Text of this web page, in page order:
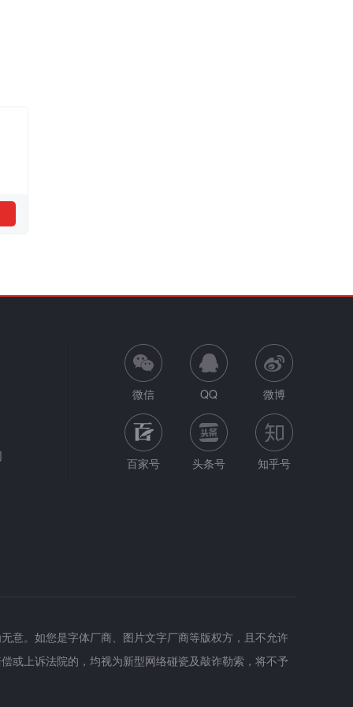
微信 QQ 微博
百家号 头条号 知乎号
意。如您是字体厂商、图片文字厂商等版权方，且不允许
或上诉法院的，均视为新型网络碰瓷及敲诈勒索，将不予